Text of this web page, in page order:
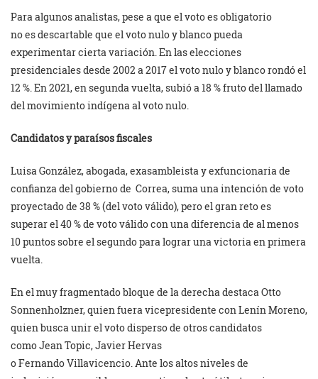
Para algunos analistas, pese a que el voto es obligatorio
no es descartable que el voto nulo y blanco pueda
experimentar cierta variación. En las elecciones
presidenciales desde 2002 a 2017 el voto nulo y blanco rondó el
12 %. En 2021, en segunda vuelta, subió a 18 % fruto del llamado
del movimiento indígena al voto nulo.
Candidatos y paraísos fiscales
Luisa González, abogada, exasambleista y exfuncionaria de
confianza del gobierno de Correa, suma una intención de voto
proyectado de 38 % (del voto válido), pero el gran reto es
superar el 40 % de voto válido con una diferencia de al menos
10 puntos sobre el segundo para lograr una victoria en primera
vuelta.
En el muy fragmentado bloque de la derecha destaca Otto
Sonnenholzner, quien fuera vicepresidente con Lenín Moreno,
quien busca unir el voto disperso de otros candidatos
como Jean Topic, Javier Hervas
o Fernando Villavicencio. Ante los altos niveles de